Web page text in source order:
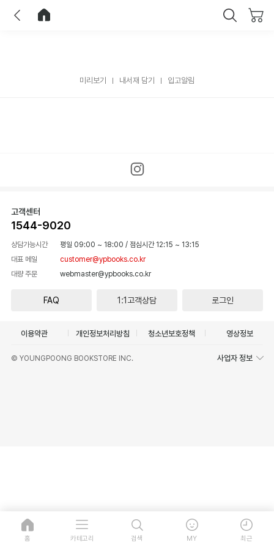
미리보기 내서재 담기 입고알림
고객센터
1544-9020
상담가능시간 평일 09:00 ~ 18:00 / 점심시간 12:15 ~ 13:15
대표 메일
customer@ypbooks.co.kr
대량 주문
webmaster@ypbooks.co.kr
FAQ 1:1고객상담 로그인
이용약관 개인정보처리방침 청소년보호정책 영상정보
© YOUNGPOONG BOOKSTORE INC. 사업자 정보
홈 카테고리 검색 MY 최근